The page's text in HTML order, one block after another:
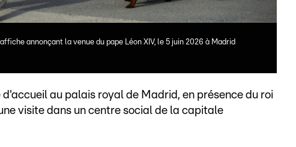
annonçant la venue du pape Léon XIV, le 5 juin 2026 à Madrid
au palais royal de Madrid, en présence du roi
visite dans un centre social de la capitale